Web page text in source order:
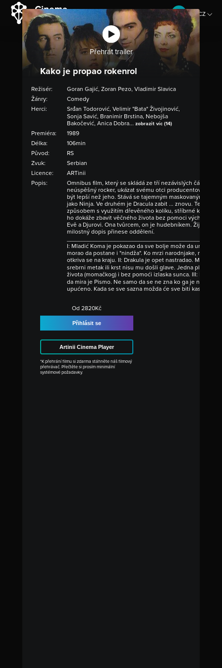
CZ
EN
Přehrát trailer
Kako je propao rokenrol
Režisér:
Goran Gajić, Zoran Pezo, Vladimir Slavica
Žánry:
Comedy
Herci:
Srđan Todorović, Velimir "Bata" Živojinović,
Sonja Savić, Branimir Brstina, Nebojša
Bakočević, Anica Dobra... zobrazit víc (14)
Premiéra:
1989
Délka:
106min
Původ:
RS
Zvuk:
Serbian
Licence:
ARTinii
Popis:
Omnibus film, který se skládá ze tří nezávislých částí: v
neúspěšný rocker, ukázat svému otci producentovi, že
být lepší než jeho. Stává se tajemným maskovaným
jako Ninja. Ve druhém je Dracula zabit ... znovu.
způsobem s využitím dřevěného kolíku, stříbrné kulky
ho dokáže zbavit věčného života bez pomoci východu
Evě a Djurovi. Ona tvůrcem, on je hudebníkem. Žijí v
milostný dopis přinese oddělení.
I: Mladić Koma je pokazao da sve bolje može da uradi od
morao da postane i "nindža". Ko mrzi narodnjake,
otkriva se na kraju. II: Drakula je opet nastradao.
srebrni metak ili krst nisu mu došli glave. Jedna plavuša
života (momačkog) i bez pomoći izlaska sunca. III: Eva
da mira je Pismo. Ne samo da se ne zna ko ga je napisao,
upućeno. Kada se sve sazna možda će sve biti kasno za
Od 2820Kč
Přihlásit se
Artinii Cinema Player
*K přehrání filmu si zdarma stáhněte náš filmový
přehrávač. Přečtěte si prosím minimální
systémové požadavky.